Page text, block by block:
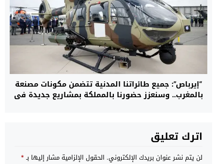
“إيرباص”: جميع طائراتنا المدنية تتضمن مكونات مصنعة
بالمغرب.. وسنعزز حضورنا بالمملكة بمشاريع جديدة في
اترك تعليق
لن يتم نشر عنوان بريدك الإلكتروني. الحقول الإلزامية مشار إليها بـ*